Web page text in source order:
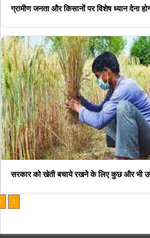
ग्रामीण जनता और किसानों पर विशेष ध्यान देना
सरकार को खेती बचाये रखने के लिए कुछ और भी
2